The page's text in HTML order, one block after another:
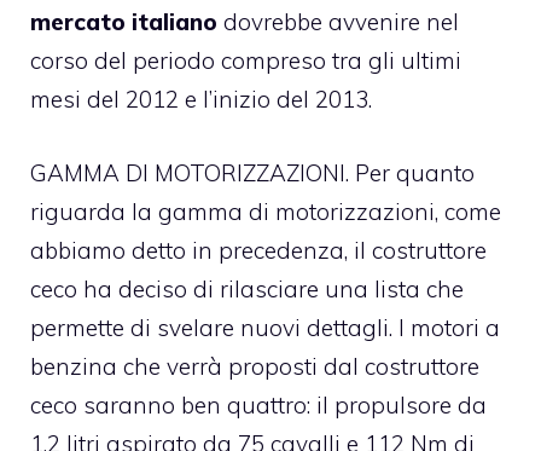
mercato italiano dovrebbe avvenire nel
corso del periodo compreso tra gli ultimi
mesi del 2012 e l’inizio del 2013.
GAMMA DI MOTORIZZAZIONI. Per quanto
riguarda la gamma di motorizzazioni, come
abbiamo detto in precedenza, il costruttore
ceco ha deciso di rilasciare una lista che
permette di svelare nuovi dettagli. I motori a
benzina che verrà proposti dal costruttore
ceco saranno ben quattro: il propulsore da
1,2 litri aspirato da 75 cavalli e 112 Nm di